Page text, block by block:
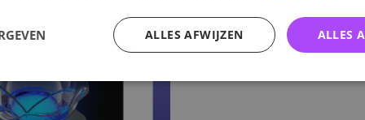
ALLES
ALLES AFWIJZEN